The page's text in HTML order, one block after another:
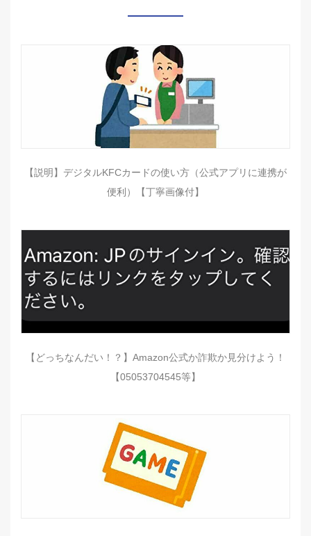
【説明】デジタルKFCカードの使い方（公式アプリに連携が
便利）【丁寧画像付】
【どっちなんだい！？】Amazon公式か詐欺か見分けよう！
【05053704545等】